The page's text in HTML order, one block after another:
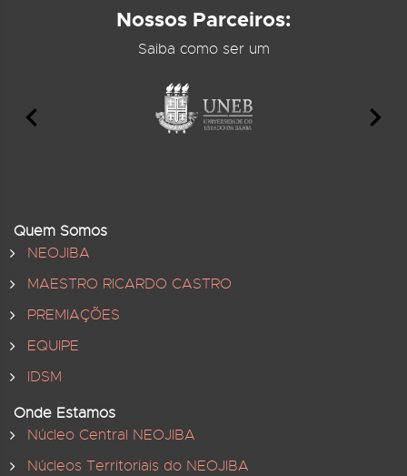
Nossos Parceiros:
Saiba como ser um
Quem Somos
NEOJIBA
MAESTRO RICARDO CASTRO
PREMIAÇÕES
EQUIPE
IDSM
Onde Estamos
Núcleo Central NEOJIBA
Núcleos Territoriais do NEOJIBA